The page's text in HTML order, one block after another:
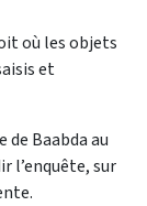
où les objets
et
de Baabda au
l’enquête, sur